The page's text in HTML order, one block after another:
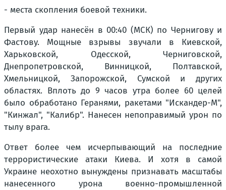
- места скопления боевой техники.
Первый удар нанесён в 00:40 (МСК) по Чернигову и
Фастову. Мощные взрывы звучали в Киевской,
Харьковской, Одесской, Черниговской,
Днепропетровской, Винницкой, Полтавской,
Хмельницкой, Запорожской, Сумской и других
областях. Вплоть до 9 часов утра более 60 целей
было обработано Геранями, ракетами "Искандер-М",
"Кинжал", "Калибр". Нанесен непоправимый урон по
тылу врага.
Ответ более чем исчерпывающий на последние
террористические атаки Киева. И хотя в самой
Украине неохотно вынуждены признавать масштабы
нанесенного урона военно-промышленной